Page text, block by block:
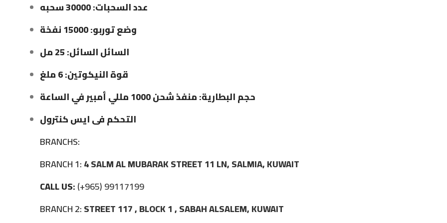
عدد السحبات: 30000 سحبه
وضع توربو: 15000 نفخة
السائل السائل: 25 مل
قوة النيكوتين: 6 ملغ
حجم البطارية: منفذ شحن 1000 مللي أمبير في الساعة
التحكم فى ايس كنترول
BRANCHS:
BRANCH 1:4 SALM AL MUBARAK STREET 11 LN, SALMIA, KUWAIT
CALL US:(+965) 99117199
BRANCH 2:STREET 117 , BLOCK 1 , SABAH ALSALEM, KUWAIT